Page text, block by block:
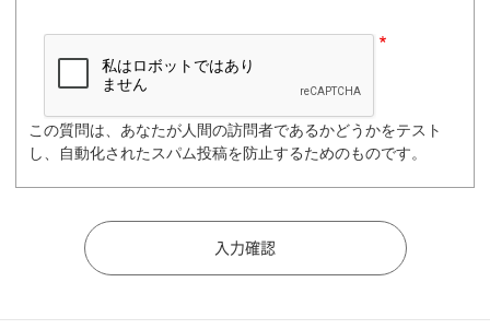
この質問は、あなたが人間の訪問者であるかどうかをテスト
し、自動化されたスパム投稿を防止するためのものです。